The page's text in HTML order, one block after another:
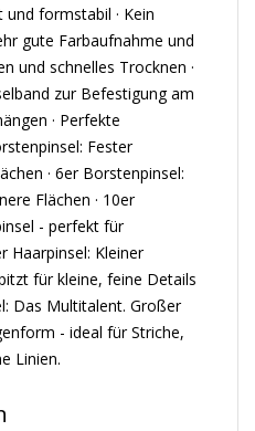
formstabil · Kein
gute Farbaufnahme und
und schnelles Trocknen ·
zur Befestigung am
· Perfekte
Fester
· 6er Borstenpinsel:
Flächen · 10er
- perfekt für
Haarpinsel: Kleiner
für kleine, feine Details
Das Multitalent. Großer
- ideal für Striche,
Linien.